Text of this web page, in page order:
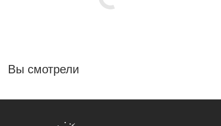
Вы смотрели